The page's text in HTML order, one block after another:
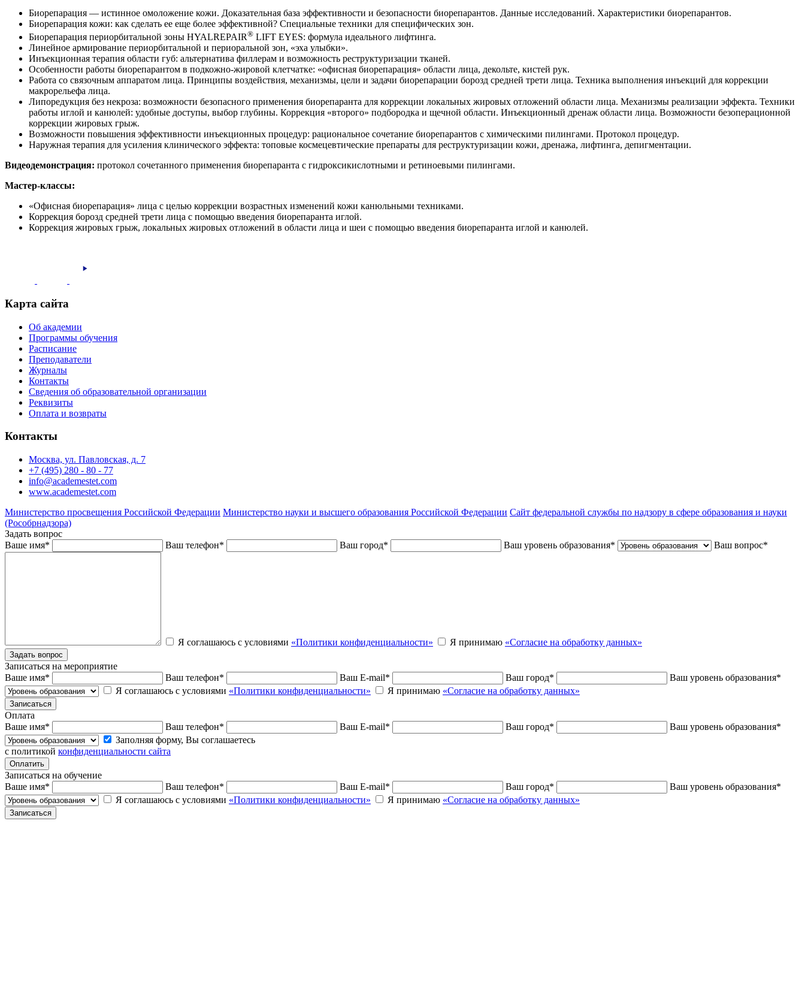
Биорепарация — истинное омоложение кожи. Доказательная база эффективности и безопасности биорепарантов. Данные исследований. Характеристики биорепарантов.
Биорепарация кожи: как сделать ее еще более эффективной? Специальные техники для специфических зон.
Биорепарация периорбитальной зоны HYALREPAIR® LIFT EYES: формула идеального лифтинга.
Линейное армирование периорбитальной и периоральной зон, «эха улыбки».
Инъекционная терапия области губ: альтернатива филлерам и возможность реструктуризации тканей.
Особенности работы биорепарантом в подкожно-жировой клетчатке: «офисная биорепарация» области лица, декольте, кистей рук.
Работа со связочным аппаратом лица. Принципы воздействия, механизмы, цели и задачи биорепарации борозд средней трети лица. Техника выполнения инъекций для коррекции
макрорельефа лица.
Липоредукция без некроза: возможности безопасного применения биорепаранта для коррекции локальных жировых отложений области лица. Механизмы реализации эффекта. Техники
работы иглой и канюлей: удобные доступы, выбор глубины. Коррекция «второго» подбородка и щечной области. Инъекционный дренаж области лица. Возможности безоперационной
коррекции жировых грыж.
Возможности повышения эффективности инъекционных процедур: рациональное сочетание биорепарантов с химическими пилингами. Протокол процедур.
Наружная терапия для усиления клинического эффекта: топовые космецевтические препараты для реструктуризации кожи, дренажа, лифтинга, депигментации.
Видеодемонстрация: протокол сочетанного применения биорепаранта с гидроксикислотными и ретиноевыми пилингами.
Мастер-классы:
«Офисная биорепарация» лица с целью коррекции возрастных изменений кожи канюльными техниками.
Коррекция борозд средней трети лица с помощью введения биорепаранта иглой.
Коррекция жировых грыж, локальных жировых отложений в области лица и шеи с помощью введения биорепаранта иглой и канюлей.
Карта сайта
Об академии
Программы обучения
Расписание
Преподаватели
Журналы
Контакты
Сведения об образовательной организации
Реквизиты
Оплата и возвраты
Контакты
Москва, ул. Павловская, д. 7
+7 (495) 280 - 80 - 77
info@academestet.com
www.academestet.com
Министерство просвещения Российской Федерации Министерство науки и высшего образования Российской Федерации Сайт федеральной службы по надзору в сфере образования и науки
(Рособрнадзора)
Задать вопрос
Ваше имя* Ваш телефон* Ваш город* Ваш уровень образования* Ваш вопрос*
Я соглашаюсь с условиями «Политики конфиденциальности» Я принимаю «Согласие на обработку данных»
Записаться на мероприятие
Ваше имя* Ваш телефон* Ваш E-mail* Ваш город* Ваш уровень образования*
Я соглашаюсь с условиями «Политики конфиденциальности» Я принимаю «Согласие на обработку данных»
Оплата
Ваше имя* Ваш телефон* Ваш E-mail* Ваш город* Ваш уровень образования*
Заполняя форму, Вы соглашаетесь
с политикой конфиденциальности сайта
Записаться на обучение
Ваше имя* Ваш телефон* Ваш E-mail* Ваш город* Ваш уровень образования*
Я соглашаюсь с условиями «Политики конфиденциальности» Я принимаю «Согласие на обработку данных»